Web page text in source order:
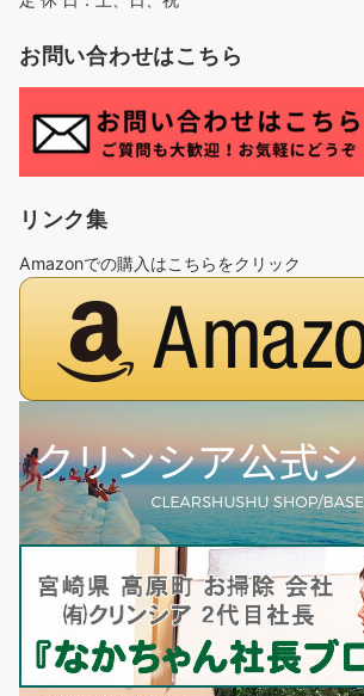
お問い合わせはこちら
リンク集
Amazonでの購入はこちらをクリック